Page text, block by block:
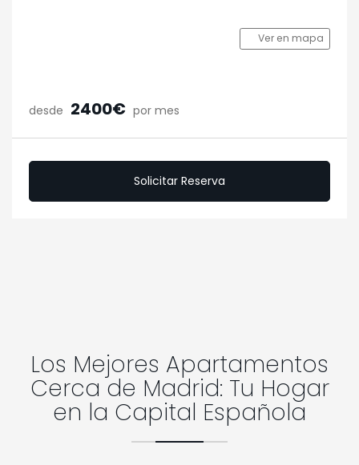
Ver en mapa
desde 2400€ por mes
Solicitar Reserva
Los Mejores Apartamentos
Cerca de Madrid: Tu Hogar
en la Capital Española